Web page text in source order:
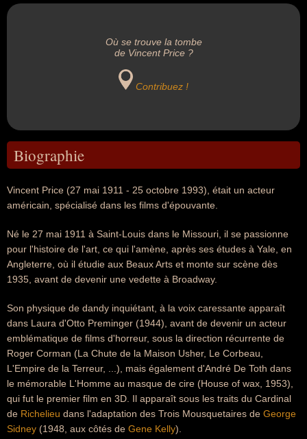
Où se trouve la tombe
de Vincent Price ?
Contribuez !
Biographie
Vincent Price (27 mai 1911 - 25 octobre 1993), était un acteur
américain, spécialisé dans les films d'épouvante.
Né le 27 mai 1911 à Saint-Louis dans le Missouri, il se passionne
pour l'histoire de l'art, ce qui l'amène, après ses études à Yale, en
Angleterre, où il étudie aux Beaux Arts et monte sur scène dès
1935, avant de devenir une vedette à Broadway.
Son physique de dandy inquiétant, à la voix caressante apparaît
dans Laura d'Otto Preminger (1944), avant de devenir un acteur
emblématique de films d'horreur, sous la direction récurrente de
Roger Corman (La Chute de la Maison Usher, Le Corbeau,
L'Empire de la Terreur, ...), mais également d'André De Toth dans
le mémorable L'Homme au masque de cire (House of wax, 1953),
qui fut le premier film en 3D. Il apparaît sous les traits du Cardinal
de Richelieu dans l'adaptation des Trois Mousquetaires de George
Sidney (1948, aux côtés de Gene Kelly).